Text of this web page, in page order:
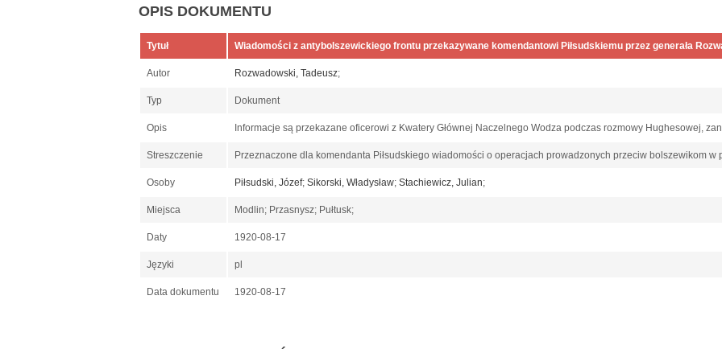
OPIS DOKUMENTU
Tytuł Wiadomości z antybolszewickiego frontu przekazywane komendantowi Piłsudskiemu przez generała
Autor Rozwadowski, Tadeusz;
Typ Dokument
Opis Informacje są przekazane oficerowi z Kwatery Głównej Naczelnego Wodza podczas rozmowy Hughesowej,
Streszczenie Przeznaczone dla komendanta Piłsudskiego wiadomości o operacjach prowadzonych przeciw bolszewikom w
Osoby Piłsudski, Józef; Sikorski, Władysław; Stachiewicz, Julian;
Miejsca Modlin; Przasnysz; Pułtusk;
Daty 1920-08-17
Języki pl
Data dokumentu 1920-08-17